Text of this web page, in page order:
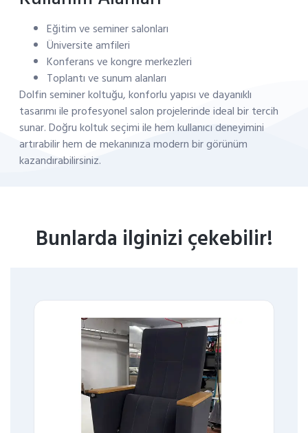
Eğitim ve seminer salonları
Üniversite amfileri
Konferans ve kongre merkezleri
Toplantı ve sunum alanları
Dolfin seminer koltuğu, konforlu yapısı ve dayanıklı
tasarımı ile profesyonel salon projelerinde ideal bir tercih
sunar. Doğru koltuk seçimi ile hem kullanıcı deneyimini
artırabilir hem de mekanınıza modern bir görünüm
kazandırabilirsiniz.
Bunlarda ilginizi çekebilir!